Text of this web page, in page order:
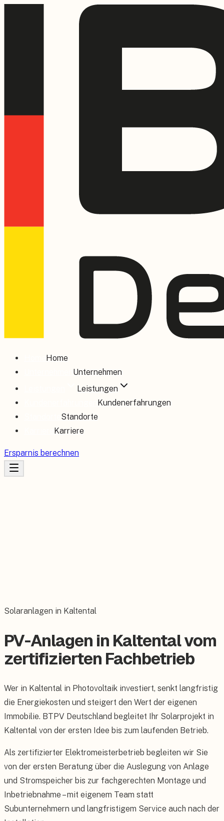
Home
Unternehmen
Leistungen
Kundenerfahrungen
Standorte
Karriere
Ersparnis berechnen
Solaranlagen in Kaltental
PV-Anlagen in Kaltental vom
zertifizierten Fachbetrieb
Wer in Kaltental in Photovoltaik investiert, senkt langfristig
die Energiekosten und steigert den Wert der eigenen
Immobilie. BTPV Deutschland begleitet Ihr Solarprojekt in
Kaltental von der ersten Idee bis zum laufenden Betrieb.
Als zertifizierter Elektromeisterbetrieb begleiten wir Sie
von der ersten Beratung über die Auslegung von Anlage
und Stromspeicher bis zur fachgerechten Montage und
Inbetriebnahme – mit eigenem Team statt
Subunternehmern und langfristigem Service auch nach der